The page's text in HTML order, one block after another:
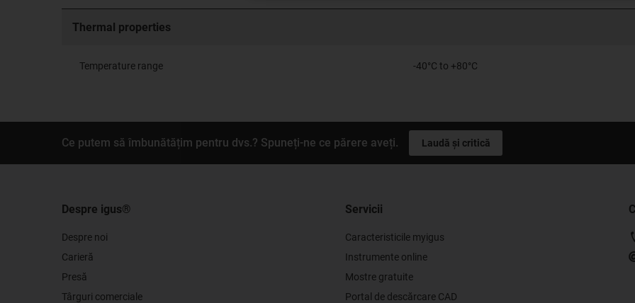
Thermal properties
Temperature range -40°C to +80°C
Ce putem să îmbunătățim pentru dvs.? Spuneți-ne ce părere aveți. Laudă și critică
Despre igus®
Despre noi
Carieră
Presă
Târguri comerciale
Servicii
Caracteristicile myigus
Instrumente online
Mostre gratuite
Portal de descărcare CAD